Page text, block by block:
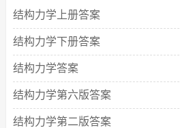
结构力学上册答案
结构力学下册答案
结构力学答案
结构力学第六版答案
结构力学第二版答案